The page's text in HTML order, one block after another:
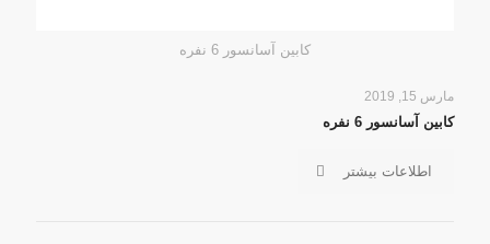
کابین آسانسور 6 نفره
مارس 15, 2019
کابین آسانسور 6 نفره
اطلاعات بیشتر